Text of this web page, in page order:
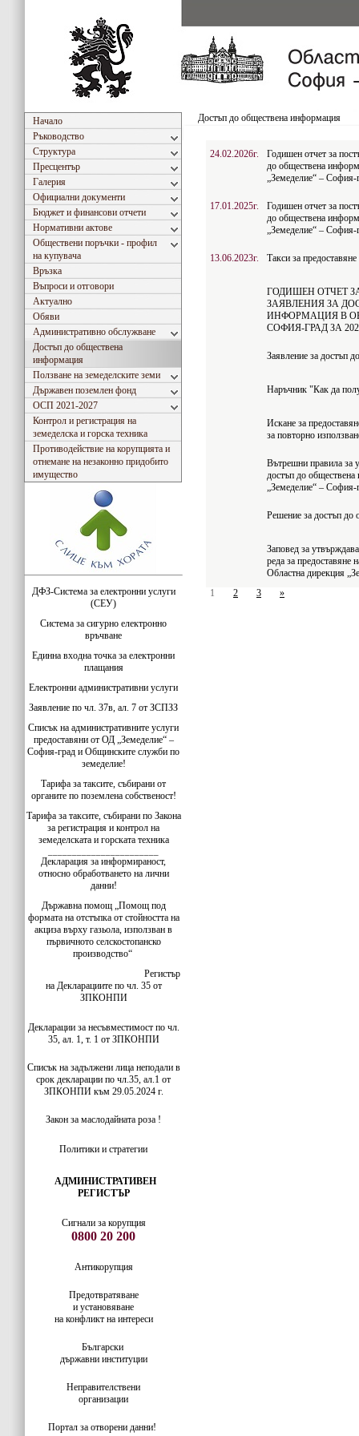
Начало
Ръководство
Структура
Пресцентър
Галерия
Официални документи
Бюджет и финансови отчети
Нормативни актове
Обществени поръчки - профил
на купувача
Връзка
Въпроси и отговори
Актуално
Обяви
Административно обслужване
Достъп до обществена
информация
Ползване на земеделските земи
Държавен поземлен фонд
ОСП 2021-2027
Контрол и регистрация на
земеделска и горска техника
Противодействие на корупцията и
отнемане на незаконно придобито
имущество
ДФЗ-Система за електронни услуги
(СЕУ)
Система за сигурно електронно
връчване
Единна входна точка за електронни
плащания
Електронни административни услуги
Заявление по чл. 37в, ал. 7 от ЗСПЗЗ
Списък на административните услуги
предоставяни от ОД „Земеделие“ –
София-град и Общинските служби по
земеделие!
Тарифа за таксите, събирани от
органите по поземлена собственост!
Тарифа за таксите, събирани по Закона
за регистрация и контрол на
земеделската и горската техника
Декларация за информираност,
относно обработването на лични
данни!
Държавна помощ „Помощ под
формата на отстъпка от стойността на
акциза върху газьола, използван в
първичното селскостопанско
производство“
Регистър
на Декларациите по чл. 35 от
ЗПКОНПИ
Декларации за несъвместимост по чл.
35, ал. 1, т. 1 от ЗПКОНПИ
Списък на задължени лица неподали в
срок декларации по чл.35, ал.1 от
ЗПКОНПИ към 29.05.2024 г.
Закон за маслодайната роза !
Политики и стратегии
АДМИНИСТРАТИВЕН
РЕГИСТЪР
Сигнали за корупция
0800 20 200
Антикорупция
Предотвратяване
и установяване
на конфликт на интереси
Български
държавни институции
Неправителствени
организации
Портал за отворени данни!
Достъп до обществена информация
24.02.2026г.
Годишен отчет за
до обществена
„Земеделие“ – София-
17.01.2025г.
Годишен отчет за
до обществена
„Земеделие“ – София-
13.06.2023г. Такси за
ГОДИШЕН ОТЧЕТ
ЗАЯВЛЕНИЯ ЗА
ИНФОРМАЦИЯ В
СОФИЯ-ГРАД ЗА
Заявление за достъп
Наръчник "Как да
Искане за
за повторно
Вътрешни правила за
достъп до
„Земеделие“ – София-
Решение за достъп до
Заповед за
реда за предоставяне
Областна дирекция
1
2 3 »